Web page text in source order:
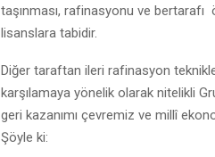
taşınması, rafinasyonu ve
lisanslara tabidir.
Diğer taraftan ileri rafinasyon
karşılamaya yönelik olarak nitelikli
geri kazanımı çevremiz ve millî
Şöyle ki: